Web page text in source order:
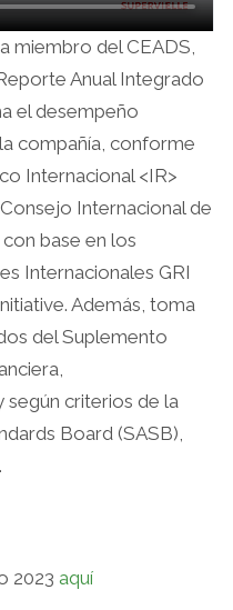
miembro del CEADS,
Anual Integrado
el desempeño
compañía, conforme
Internacional <IR>
Internacional de
base en los
Internacionales GRI
Además, toma
del Suplemento
según criterios de la
Board (SASB),
2023 aquí